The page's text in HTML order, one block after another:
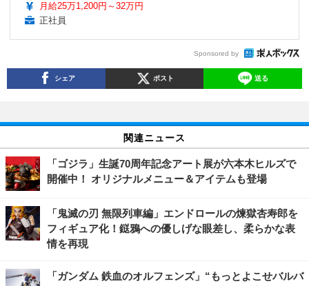
月給25万1,200円～32万円
正社員
Sponsored by
シェア ポスト 送る
関連ニュース
「ゴジラ」生誕70周年記念アート展が六本木ヒルズで
開催中！ オリジナルメニュー＆アイテムも登場
「鬼滅の刃 無限列車編」エンドロールの煉獄杏寿郎を
フィギュア化！鎹鴉への優しげな眼差し、柔らかな表
情を再現
「ガンダム 鉄血のオルフェンズ」“もっとよこせバルバ